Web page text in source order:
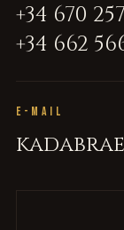
+34 670
+34 662
E-MAIL